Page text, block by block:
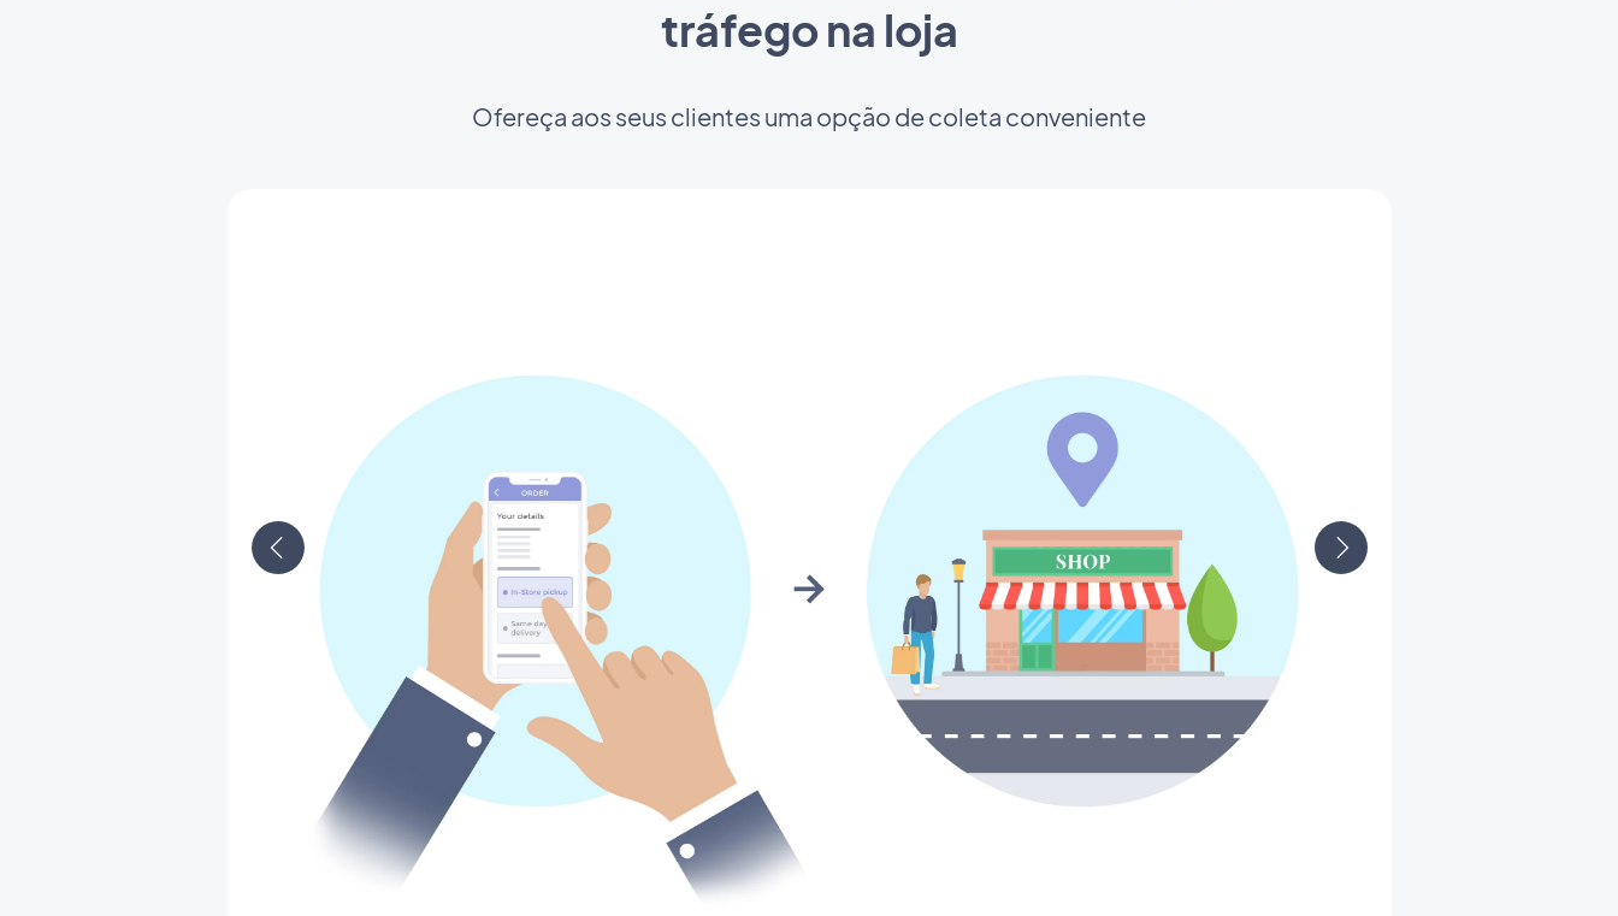
tráfego na loja
Ofereça aos seus clientes uma opção de coleta conveniente